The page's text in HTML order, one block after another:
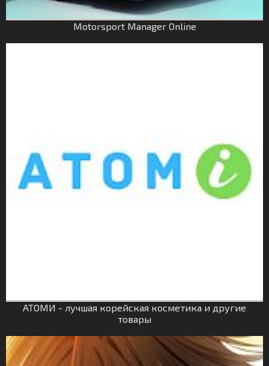
Motorsport Manager Online
АТОМИ - лучшая корейская косметика и другие
товары